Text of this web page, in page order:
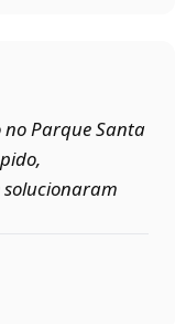
no Parque Santa